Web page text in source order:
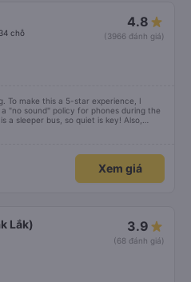
chỗ
4.8
(3966 đánh giá)
To make this a 5-star experience, I
"no sound" policy for phones during the
a sleeper bus, so quiet is key! Also,
inside the cabin for convenience. I
(tắt âm thanh điện thoại) vào ban đêm
ngủ. Ngoài ra, nhà xe nên dán sẵn mật
dễ dàng sử dụng. Tôi vẫn sẽ tiếp tục ủng
Xem giá
Lắk) 3.9
(68 đánh giá)